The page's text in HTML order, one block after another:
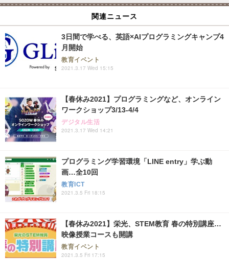
関連ニュース
3日間で学べる、英語×AIプログラミングキャンプ4
月開始
教育イベント
2021.3.17 Wed 15:15
【春休み2021】プログラミングなど、オンライン
ワークショップ3/13-4/4
デジタル生活
2021.3.17 Wed 14:21
プログラミング学習環境「LINE entry」学ぶ動
画…全10回
教育ICT
2021.3.5 Fri 18:15
【春休み2021】栄光、STEM教育 春の特別講座…
映像授業コースも開講
教育イベント
2021.3.5 Fri 17:15